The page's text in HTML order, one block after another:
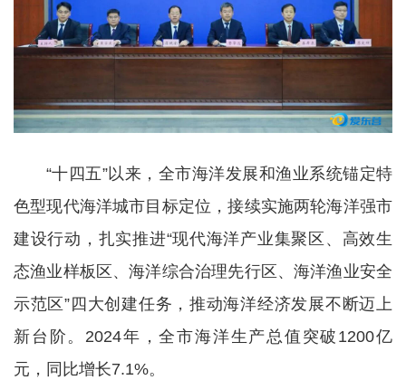
“十四五”以来，全市海洋发展和渔业系统锚定特
色型现代海洋城市目标定位，接续实施两轮海洋强市
建设行动，扎实推进“现代海洋产业集聚区、高效生
态渔业样板区、海洋综合治理先行区、海洋渔业安全
示范区”四大创建任务，推动海洋经济发展不断迈上
新台阶。2024年，全市海洋生产总值突破1200亿
元，同比增长7.1%。